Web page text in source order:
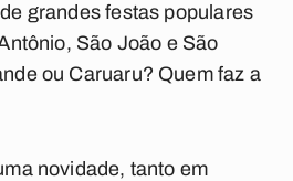
grandes festas populares
São João e São
ou Caruaru? Quem faz a
novidade, tanto em